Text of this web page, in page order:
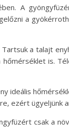
A
a
a talajt
is.
ideális
ezért ügyeljünk
csak a